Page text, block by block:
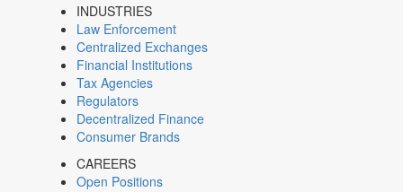
INDUSTRIES
Law Enforcement
Centralized Exchanges
Financial Institutions
Tax Agencies
Regulators
Decentralized Finance
Consumer Brands
CAREERS
Open Positions